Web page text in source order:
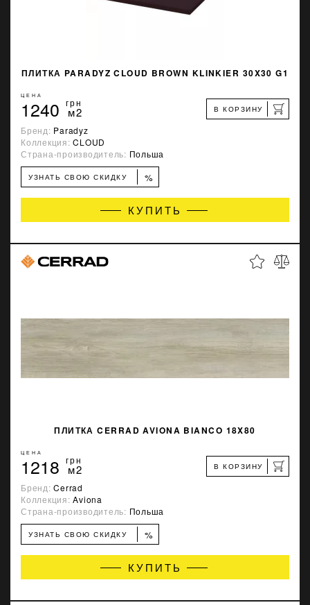
ПЛИТКА PARADYZ CLOUD BROWN KLINKIER 30X30 G1
ЦЕНА
1240 грн
м2 В КОРЗИНУ
Бренд: Paradyz
Коллекция:CLOUD
Страна-производитель: Польша
УЗНАТЬ СВОЮ СКИДКУ %
КУПИТЬ
ПЛИТКА CERRAD AVIONA BIANCO 18X80
ЦЕНА
1218 грн
м2 В КОРЗИНУ
Бренд:Cerrad
Коллекция:Aviona
Страна-производитель: Польша
УЗНАТЬ СВОЮ СКИДКУ %
КУПИТЬ